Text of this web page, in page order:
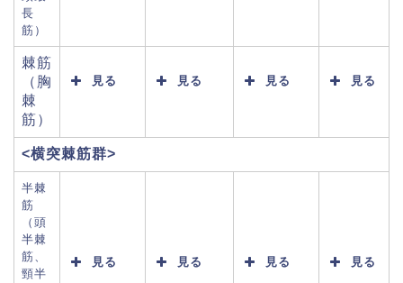
長
筋）
棘筋
（胸
棘
筋）
見る 見る 見る 見る
<横突棘筋群>
半棘
筋
（頭
半棘
筋、
頸半
見る 見る 見る 見る